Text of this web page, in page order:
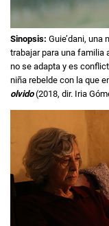
Sinopsis: Guie’dani, una
trabajar para una familia
no se adapta y es
niña rebelde con la que
olvido(2018, dir. Iria